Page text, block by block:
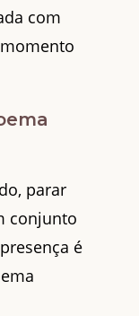
com
parar
conjunto
é